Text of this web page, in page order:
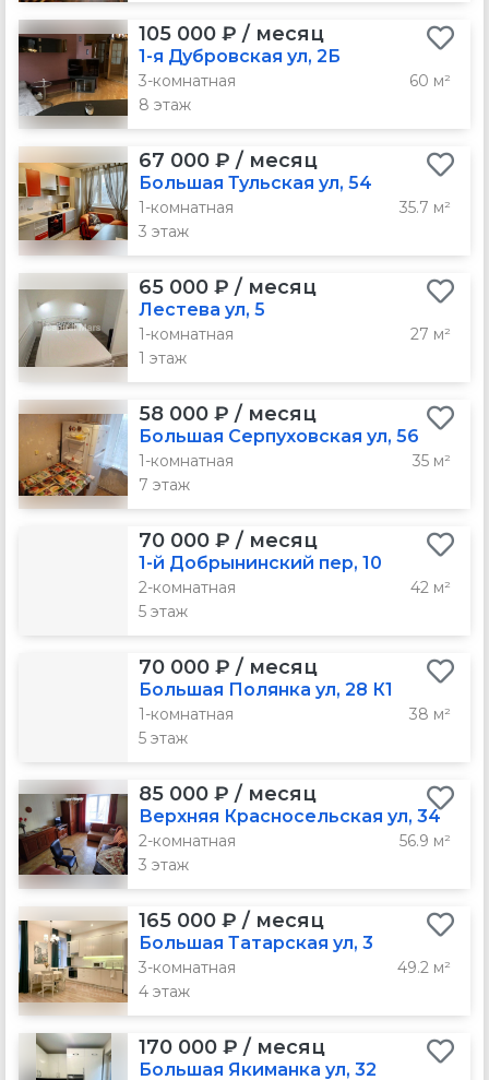
105 000 ₽ / месяц
1-я Дубровская ул, 2Б
3-комнатная
60 м²
8 этаж
67 000 ₽ / месяц
Большая Тульская ул, 54
1-комнатная
35.7 м²
3 этаж
65 000 ₽ / месяц
Лестева ул, 5
1-комнатная
27 м²
1 этаж
58 000 ₽ / месяц
Большая Серпуховская ул, 56
1-комнатная
35 м²
7 этаж
70 000 ₽ / месяц
1-й Добрынинский пер, 10
2-комнатная
42 м²
5 этаж
70 000 ₽ / месяц
Большая Полянка ул, 28 К1
1-комнатная
38 м²
5 этаж
85 000 ₽ / месяц
Верхняя Красносельская ул, 34
2-комнатная
56.9 м²
3 этаж
165 000 ₽ / месяц
Большая Татарская ул, 3
3-комнатная
49.2 м²
4 этаж
170 000 ₽ / месяц
Большая Якиманка ул, 32